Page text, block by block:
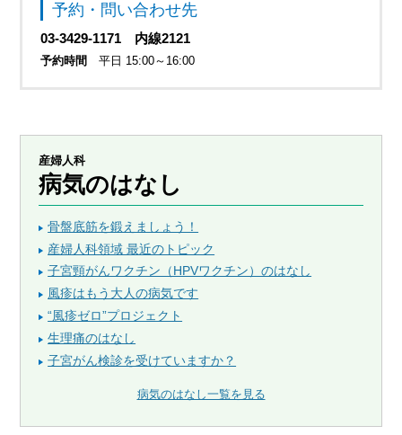
予約・問い合わせ先
03-3429-1171 内線2121
予約時間 平日 15:00～16:00
産婦人科
病気のはなし
骨盤底筋を鍛えましょう！
産婦人科領域 最近のトピック
子宮頸がんワクチン（HPVワクチン）のはなし
風疹はもう大人の病気です
“風疹ゼロ”プロジェクト
生理痛のはなし
子宮がん検診を受けていますか？
病気のはなし一覧を見る